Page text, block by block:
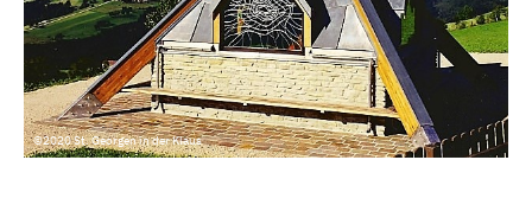
©2020 St. Georgen in der Klaus